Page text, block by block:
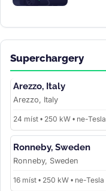
Superchargery
Arezzo, Italy
Arezzo, Italy
24 míst • 250 kW • ne-Tesla
Ronneby, Sweden
Ronneby, Sweden
16 míst • 250 kW • ne-Tesla